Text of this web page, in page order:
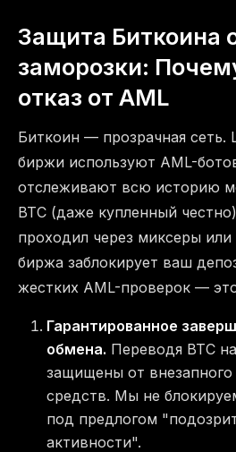
Защита Биткоина
заморозки:
отказ от AML
Биткоин — прозрачная сеть.
биржи используют AML-
отслеживают всю историю
BTC (даже купленный
проходил через миксеры
биржа заблокирует ваш
жестких AML-проверок —
Гарантированное
обмена. Переводя BTC
защищены от внезапного
средств. Мы не
под предлогом
активности".